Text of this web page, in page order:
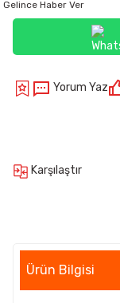
Gelince Haber Ver
Yorum Yaz
Karşılaştır
Ürün Bilgisi